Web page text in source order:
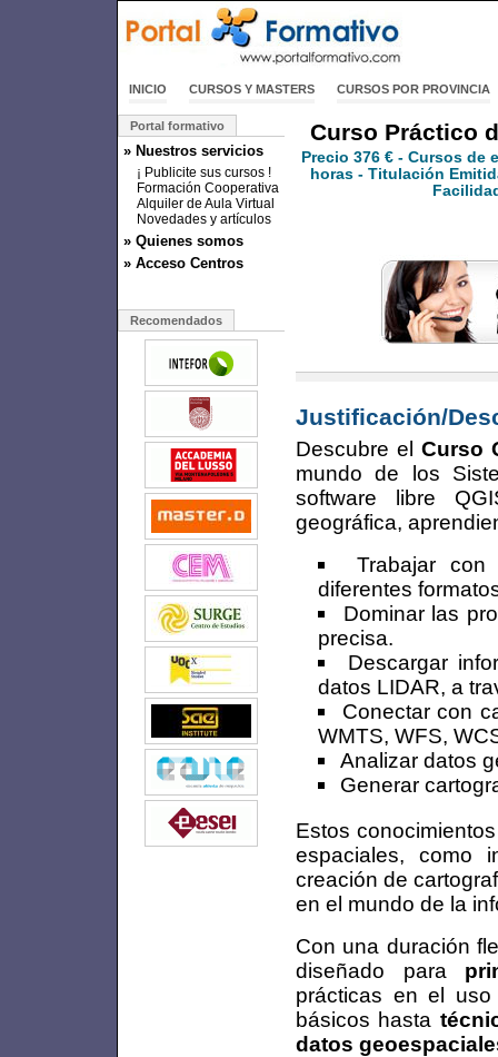
INICIO CURSOS Y MASTERS CURSOS POR PROVINCIA
Portal formativo
» Nuestros servicios
¡ Publicite sus cursos !
Formación Cooperativa
Alquiler de Aula Virtual
Novedades y artículos
» Quienes somos
» Acceso Centros
Recomendados
Curso Práctico
Precio 376 € - Cursos de
horas - Titulación
Justificación/
Descubre el Curso
mundo de los
software libre
geográfica,
Trabajar
diferentes
Dominar las
precisa.
Descargar
datos LIDAR, a
Conectar con
WMTS, WFS,
Analizar datos
Generar
Estos
espaciales, como
creación de
en el mundo de la
Con una duración
diseñado para
prácticas en el uso
básicos hasta
datos